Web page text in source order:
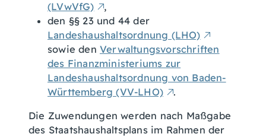
(LVwVfG)
,
den §§ 23 und 44 der
Landeshaushaltsordnung (LHO)
sowie den Verwaltungsvorschriften
des Finanzministeriums zur
Landeshaushaltsordnung von Baden-
Württemberg (VV-LHO)
.
Die Zuwendungen werden nach Maßgabe
des Staatshaushaltsplans im Rahmen der